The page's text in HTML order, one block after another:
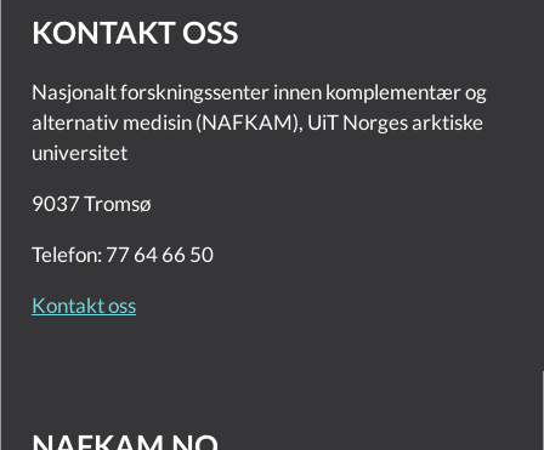
KONTAKT OSS
Nasjonalt forskningssenter innen komplementær og
alternativ medisin (NAFKAM), UiT Norges arktiske
universitet
9037 Tromsø
Telefon: 77 64 66 50
Kontakt oss